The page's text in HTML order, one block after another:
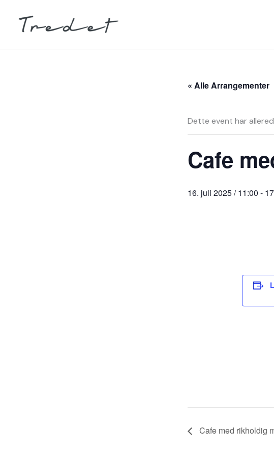
« Alle Arrangementer
Dette event har
Cafe
16. juli 2025 / 11:00 -
Cafe med rikholdig